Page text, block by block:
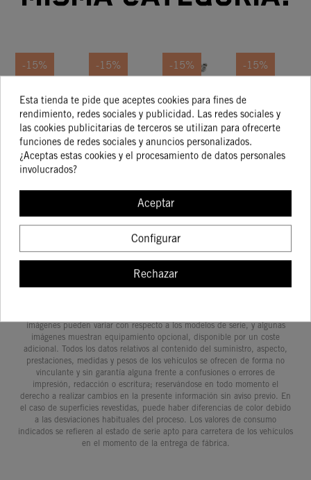
-15%
Maneta
De
Embrague
Y Maneta
De Freno
117,37 €
99,76 €
-15%
MANETA
DE
EMBRAGUE
Y MANETA
DE FRENO
61,83 €
52,56 €
COMPRAR
-15%
Maneta
De
Embrague
Y Maneta
De Freno
61,83 €
52,56 €
-15%
Maneta
De
Embrague
Y Maneta
De Freno
72,48 €
61,61 €
imágenes pueden variar con respecto a los modelos de serie, y algunas
imágenes muestran equipamiento opcional, disponible por un coste
adicional. Todos los datos relativos al contenido del suministro, aspecto,
prestaciones, medidas y pesos de los vehículos se ofrecen de forma no
vinculante y sin garantía alguna frente a confusiones o errores de
impresión, redacción o escritura; reservándose en todo momento el
derecho a realizar cambios en la presente información sin aviso previo. En
el caso de superficies revestidas, puede haber diferencias de color debido
a las desviaciones habituales del proceso. Los valores de consumo
indicados se refieren al estado de serie apto para carretera de los vehículos
en el momento de la entrega de fábrica.
Esta tienda te pide que aceptes cookies para fines de
rendimiento, redes sociales y publicidad. Las redes sociales y
las cookies publicitarias de terceros se utilizan para ofrecerte
funciones de redes sociales y anuncios personalizados.
¿Aceptas estas cookies y el procesamiento de datos personales
involucrados?
Aceptar
Configurar
Rechazar